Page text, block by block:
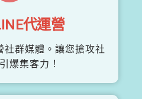
代運營
社群媒體。讓您搶攻社
爆集客力！